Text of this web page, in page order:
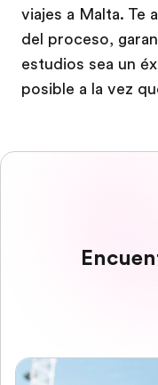
viajes a Malta. Te
del proceso,
estudios sea un
posible a la vez